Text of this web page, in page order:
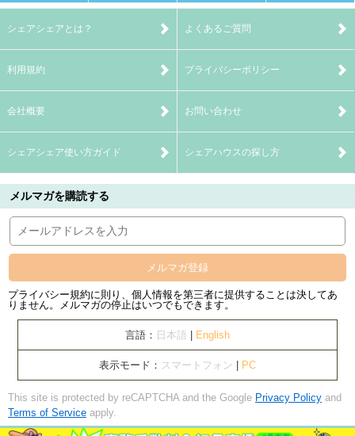
シェアシェアとは？ よくあるご質問
利用規約 プライバシーポリシー
会社概要 お問い合わせ
シェアシェア使い方ガイド シェアハウスの探し方
メルマガを購読する
メルマガ登録
プライバシー規約に則り、個人情報を第三者に提供することは決してあ
りません。メルマガの停止はいつでもできます。
言語： 日本語 English
表示モード： スマートフォン PC
This site is protected by reCAPTCHA and the Google Privacy Policy and
Terms of Service apply.